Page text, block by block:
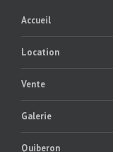
Accueil
Location
Vente
Galerie
Quiberon